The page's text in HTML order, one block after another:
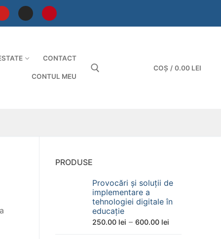
CONTACT
CONTUL MEU
COȘ / 0.00 LEI
PRODUSE
Provocări și soluții de
implementare a
tehnologiei digitale în
educație
250.00 lei – 600.00 lei